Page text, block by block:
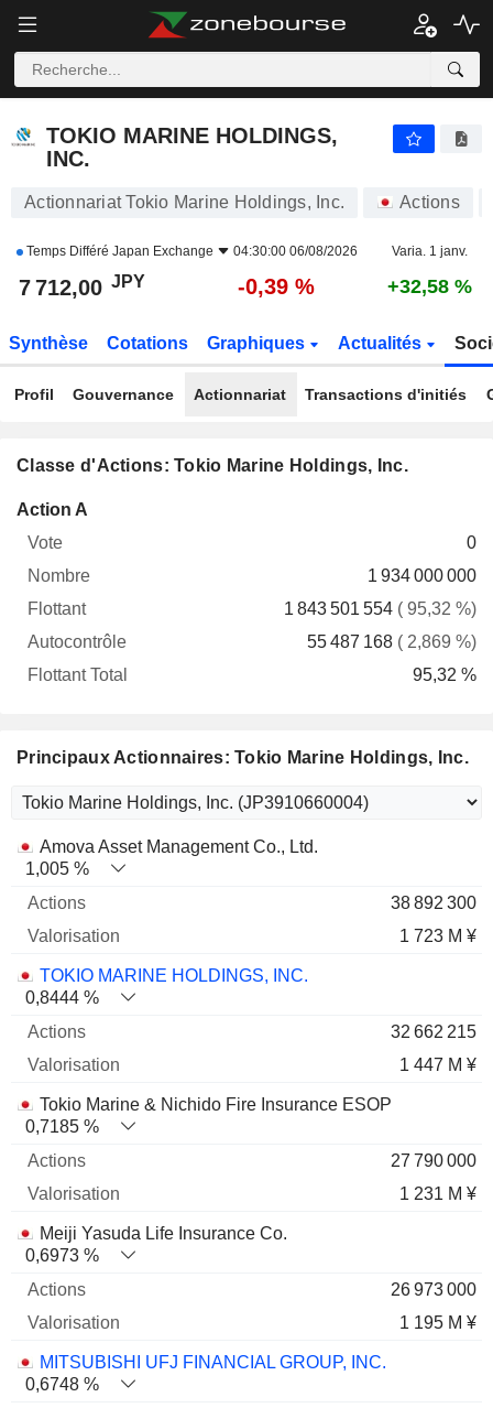
TOKIO MARINE HOLDINGS,
INC.
Actionnariat Tokio Marine Holdings, Inc. Actions
Temps Différé Japan Exchange 04:30:00 06/08/2026 Varia. 1 janv.
7 712,00 JPY -0,39 % +32,58 %
Synthèse Cotations Graphiques Actualités
Profil Gouvernance Actionnariat Transactions d'initiés
Classe d'Actions: Tokio Marine Holdings, Inc.
Action A
0
1 934 000 000
1 843 501 554 ( 95,32 %)
55 487 168 ( 2,869 %)
95,32 %
Principaux Actionnaires: Tokio Marine Holdings, Inc.
Nom Actions % Valorisation
Amova Asset Management Co., Ltd.
1,005 %
38 892 300
1 723 M ¥
TOKIO MARINE HOLDINGS, INC.
0,8444 %
32 662 215
1 447 M ¥
Tokio Marine & Nichido Fire Insurance ESOP
0,7185 %
27 790 000
1 231 M ¥
Meiji Yasuda Life Insurance Co.
0,6973 %
26 973 000
1 195 M ¥
MITSUBISHI UFJ FINANCIAL GROUP, INC.
0,6748 %